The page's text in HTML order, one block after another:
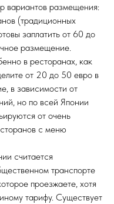
вариантов размещения:
(традиционных
заплатить от 60 до
размещение.
в ресторанах, как
от 20 до 50 евро в
в зависимости от
но по всей Японии
от очень
с меню
считается
транспорте
проезжаете, хотя
тарифу. Существует